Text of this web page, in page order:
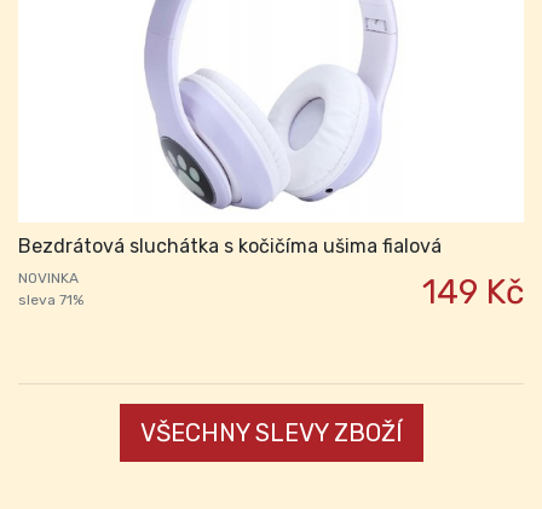
Bezdrátová sluchátka s kočičíma ušima fialová
NOVINKA
sleva 71%
149 Kč
VŠECHNY SLEVY ZBOŽÍ